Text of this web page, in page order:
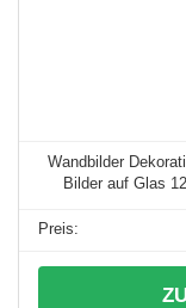
Wandbilder
Bilder auf Glas